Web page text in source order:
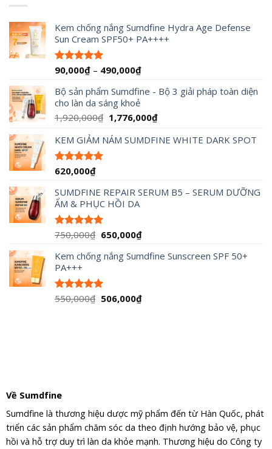
Kem chống nắng Sumdfine Hydra Age Defense
Sun Cream SPF50+ PA++++
Được xếp
5 sao
90,000₫ – 490,000₫Khoảng
từ
đến
Bộ sản phẩm Sumdfine - Bộ 3 giải pháp toàn diện
cho làn da sáng khoẻ
1,920,000₫ Giá
là:
1,776,000₫Giá
tại
KEM GIẢM NÁM SUMDFINE WHITE DARK SPOT
Được xếp
5 sao
620,000₫
SUMDFINE REPAIR SERUM B5 – SERUM DƯỠNG
ẨM & PHỤC HỒI DA
Được xếp
5 sao
750,000₫ Giá
là:
650,000₫Giá
tại
Kem chống nắng Sumdfine Sunscreen SPF 50+
PA+++
Được xếp
550,000₫ Giá
506,000₫Giá
Về Sumdfine
Sumdfine là thương hiệu dược mỹ phẩm đến từ Hàn Quốc, phát
triển các sản phẩm chăm sóc da theo định hướng bảo vệ, phục
hồi và hỗ trợ duy trì làn da khỏe mạnh. Thương hiệu do Công ty